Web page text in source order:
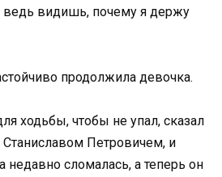
ведь видишь, почему я держу
продолжила девочка.
ходьбы, чтобы не упал, сказал
Петровичем, и
недавно сломалась, а теперь он